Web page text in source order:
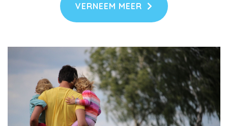
VERNEEM MEER